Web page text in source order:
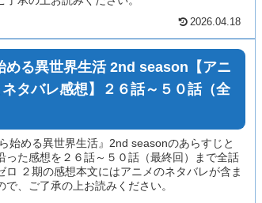
2026.04.18
める異世界生活 2nd season【アニ
タバレ感想】２６話～５０話（全
始める異世界生活』2nd seasonのあらすじと
った感想を２６話～５０話（最終回）まで全話
ロ ２期の感想本文にはアニメのネタバレが含ま
、ご了承の上お読みください。